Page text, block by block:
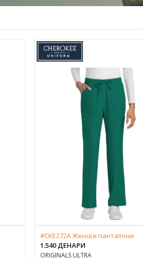
#CKE272A Женски панталони
1.540 ДЕНАРИ
ORIGINALS ULTRA